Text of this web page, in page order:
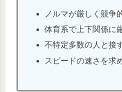
ノルマが厳しく競争
体育系で上下関係に
不特定多数の人と接
スピードの速さを求